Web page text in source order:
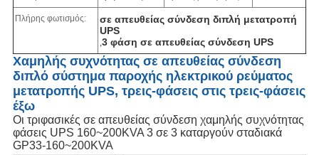
Πλήρης φωτισμός:
σε απευθείας σύνδεση διπλή μετατροπή
UPS
,3 φάση σε απευθείας σύνδεση UPS
Χαμηλής συχνότητας σε απευθείας σύνδεση
διπλό σύστημα παροχής ηλεκτρικού ρεύματος
μετατροπής UPS, τρεις-φάσεις στις τρεις-φάσεις
έξω
Οι τριφασικές σε απευθείας σύνδεση χαμηλής συχνότητας
φάσεις UPS 160~200KVA 3 σε 3 καταργούν σταδιακά
GP33-160~200KVA